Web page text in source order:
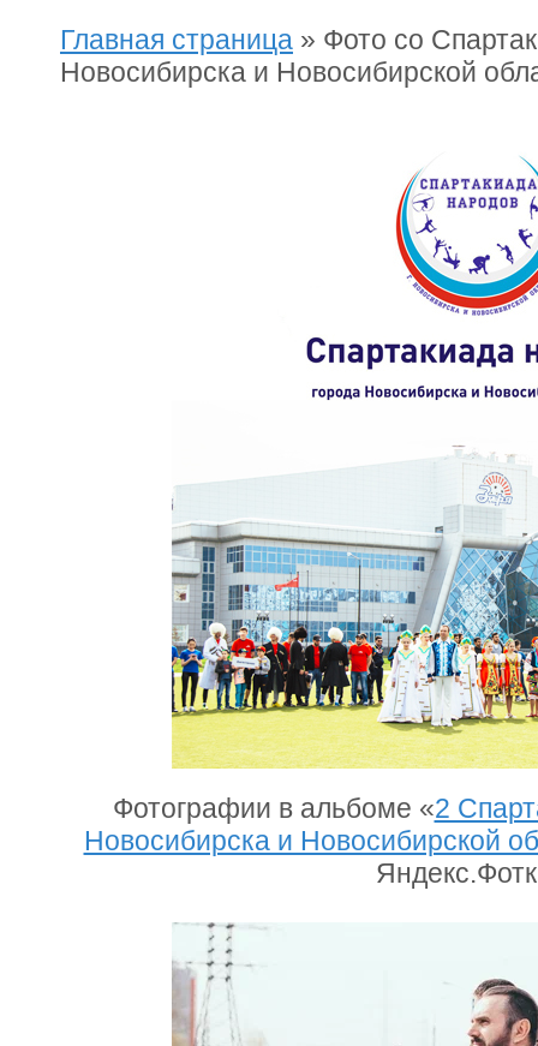
Главная страница » Фото со
Новосибирска и Новосибирской
Фотографии в альбоме «2
Новосибирска и Новосибирской